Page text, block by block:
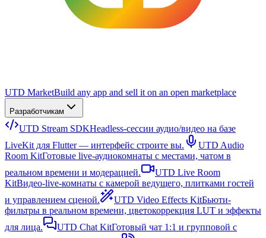
UTD MarketBuild any app and sell it on an open marketplace
Разработчикам
UTD Stream SDKHeadless-сессии аудио/видео на базе
LiveKit для Flutter — интерфейс строите вы.
UTD Audio
Room KitГотовые live-аудиокомнаты с местами, чатом в
реальном времени и модерацией.
UTD Live Room
KitВидео-live-комнаты с камерой ведущего, плитками гостей
и управлением сценой.
UTD Video Effects KitБьюти-
фильтры в реальном времени, цветокоррекция LUT и эффекты
для лица.
UTD Chat KitГотовый чат 1:1 и групповой с